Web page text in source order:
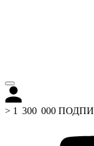
> 1 300 000